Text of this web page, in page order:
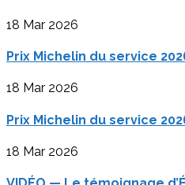
18 Mar 2026
Prix Michelin du service
18 Mar 2026
Prix Michelin du service
18 Mar 2026